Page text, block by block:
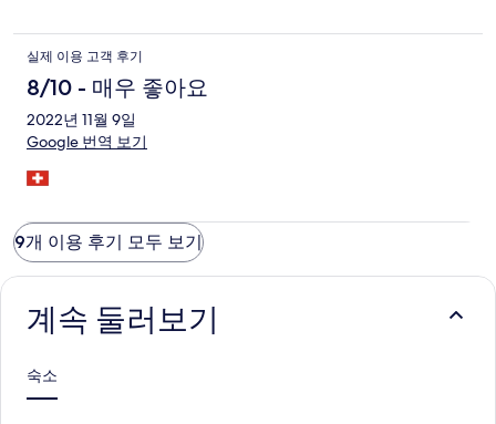
실제 이용 고객 후기
8/10 - 매우 좋아요
2022년 11월 9일
Google 번역 보기
9개 이용 후기 모두 보기
계속 둘러보기
숙소